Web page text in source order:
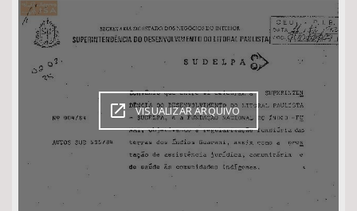
Subtema
Área de Levantamento
Área Protegida
BUSCAR
VISUALIZAR ARQUIVO